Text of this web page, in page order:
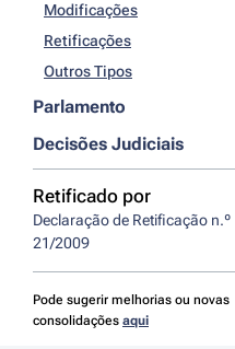
Modificações
Retificações
Outros Tipos
Parlamento
Decisões Judiciais
Retificado por
Declaração de Retificação n.º
21/2009
Pode sugerir melhorias ou novas
consolidações aqui